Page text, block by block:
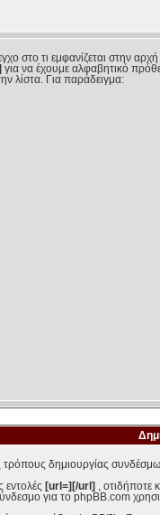
στο τι εμφανίζεται στην
για να έχουμε αλφαβητικό
λίστα. Για παράδειγμα:
δημιουργίας
εντολές [url=][/url]
, οτιδήποτε
για το phpBB.com